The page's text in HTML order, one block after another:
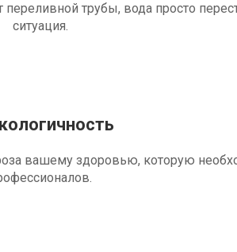
трубы, вода просто
ситуация.
вашему здоровью, которую